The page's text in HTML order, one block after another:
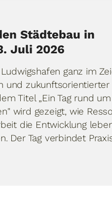
Städtebau in
Juli 2026
ganz im
und zukunftsorientierter
Titel „Ein Tag rund
wird gezeigt, wie
die Entwicklung
Der Tag verbindet